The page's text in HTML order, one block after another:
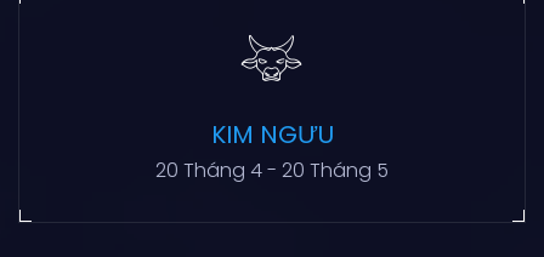
KIM NGƯU
20 Tháng 4 - 20 Tháng 5